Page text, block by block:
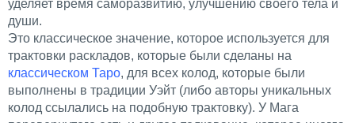
уделяет время саморазвитию, улучшению своего тела и
души.
Это классическое значение, которое используется для
трактовки раскладов, которые были сделаны на
классическом Таро, для всех колод, которые были
выполнены в традиции Уэйт (либо авторы уникальных
колод ссылались на подобную трактовку). У Мага